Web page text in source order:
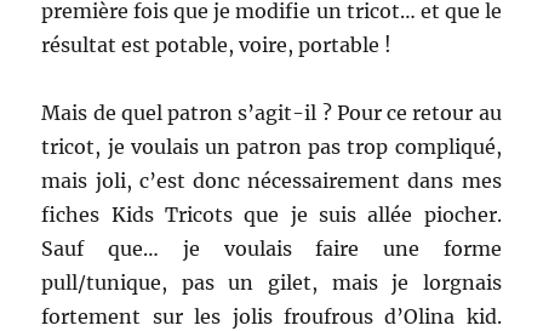
première fois que je modifie un tricot… et que le
résultat est potable, voire, portable !
Mais de quel patron s’agit-il ? Pour ce retour au
tricot, je voulais un patron pas trop compliqué,
mais joli, c’est donc nécessairement dans mes
fiches Kids Tricots que je suis allée piocher.
Sauf que… je voulais faire une forme
pull/tunique, pas un gilet, mais je lorgnais
fortement sur les jolis froufrous d’Olina kid.